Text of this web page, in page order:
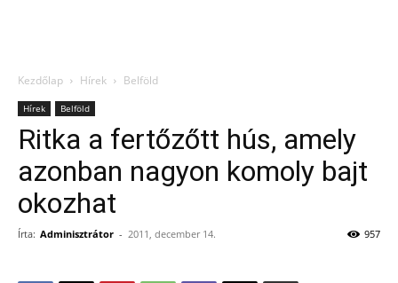
Kezdőlap Hírek Belföld
Hírek Belföld
Ritka a fertőzőtt hús, amely
azonban nagyon komoly bajt
okozhat
Írta: Adminisztrátor - 2011, december 14. 957